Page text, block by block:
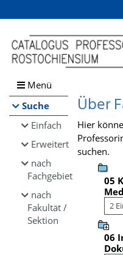
Browsen
direkt zum Inhalt
Menü
Suche
Einfach
Erweitert
nach
Fachgebiet
nach
Fakultät /
Sektion
Über
Hier
suchen.
05
2
06